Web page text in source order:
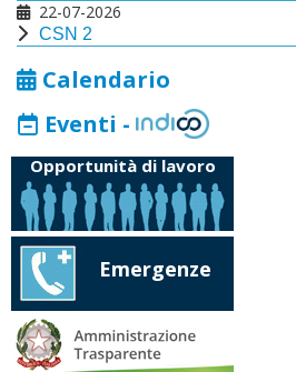
22-07-2026
CSN 2
Calendario
Eventi -
Opportunità di lavoro
Emergenze